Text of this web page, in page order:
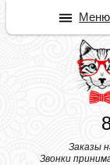
Заказы
Звонки
Меню